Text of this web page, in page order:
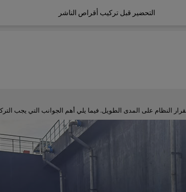
التحضير قبل تركيب أقراص الناشر
على المدى الطويل. فيما يلي أهم الجوانب التي يجب